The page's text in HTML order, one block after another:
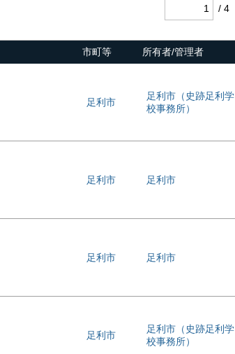
/ 4
市町等 所有者/管理者
足利市
足利市（史跡足利学
校事務所）
足利市 足利市
足利市 足利市
足利市
足利市（史跡足利学
校事務所）